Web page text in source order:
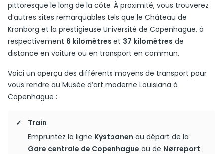
pittoresque le long de la côte. À proximité, vous trouverez
d’autres sites remarquables tels que le Château de
Kronborg et la prestigieuse Université de Copenhague, à
respectivement 6 kilomètres et 37 kilomètres de
distance en voiture ou en transport en commun.
Voici un aperçu des différents moyens de transport pour
vous rendre au Musée d’art moderne Louisiana à
Copenhague :
Train
Empruntez la ligne Kystbanen au départ de la
Gare centrale de Copenhague ou de Nørreport